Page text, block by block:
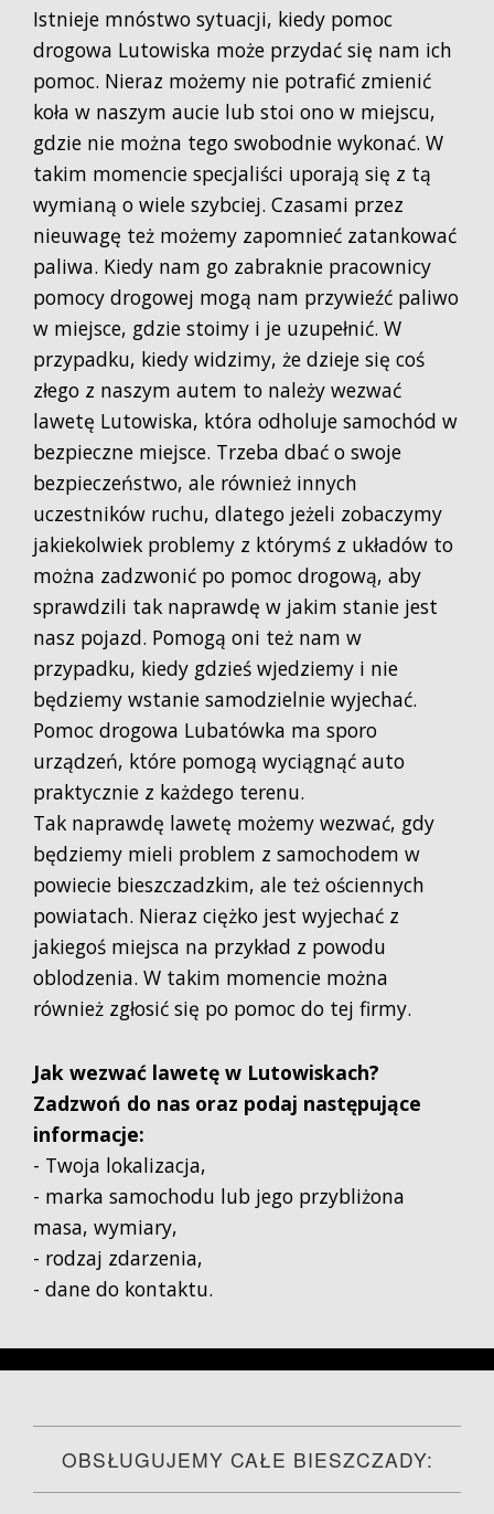
Istnieje mnóstwo sytuacji, kiedy pomoc
drogowa Lutowiska może przydać się nam ich
pomoc. Nieraz możemy nie potrafić zmienić
koła w naszym aucie lub stoi ono w miejscu,
gdzie nie można tego swobodnie wykonać. W
takim momencie specjaliści uporają się z tą
wymianą o wiele szybciej. Czasami przez
nieuwagę też możemy zapomnieć zatankować
paliwa. Kiedy nam go zabraknie pracownicy
pomocy drogowej mogą nam przywieźć paliwo
w miejsce, gdzie stoimy i je uzupełnić. W
przypadku, kiedy widzimy, że dzieje się coś
złego z naszym autem to należy wezwać
lawetę Lutowiska, która odholuje samochód w
bezpieczne miejsce. Trzeba dbać o swoje
bezpieczeństwo, ale również innych
uczestników ruchu, dlatego jeżeli zobaczymy
jakiekolwiek problemy z którymś z układów to
można zadzwonić po pomoc drogową, aby
sprawdzili tak naprawdę w jakim stanie jest
nasz pojazd. Pomogą oni też nam w
przypadku, kiedy gdzieś wjedziemy i nie
będziemy wstanie samodzielnie wyjechać.
Pomoc drogowa Lubatówka ma sporo
urządzeń, które pomogą wyciągnąć auto
praktycznie z każdego terenu.
Tak naprawdę lawetę możemy wezwać, gdy
będziemy mieli problem z samochodem w
powiecie bieszczadzkim, ale też ościennych
powiatach. Nieraz ciężko jest wyjechać z
jakiegoś miejsca na przykład z powodu
oblodzenia. W takim momencie można
również zgłosić się po pomoc do tej firmy.
Jak wezwać lawetę w Lutowiskach?
Zadzwoń do nas oraz podaj następujące
informacje:
- Twoja lokalizacja,
- marka samochodu lub jego przybliżona
masa, wymiary,
- rodzaj zdarzenia,
- dane do kontaktu.
OBSŁUGUJEMY CAŁE BIESZCZADY: